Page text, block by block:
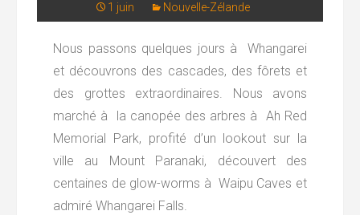
1 juin Nouvelle-Zélande
Nous passons quelques jours à Whangarei
et découvrons des cascades, des fôrets et
des grottes extraordinaires. Nous avons
marché à la canopée des arbres à Ah Red
Memorial Park, profité d’un lookout sur la
ville au Mount Paranaki, découvert des
centaines de glow-worms à Waipu Caves et
admiré Whangarei Falls.